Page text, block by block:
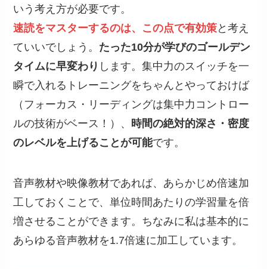
いう考え方が必要です。
速読をマスターするのは、この点で有効策と考え
ていいでしょう。 たった10分が学びのゴールデン
タイムに早変わり します。集中力のスイッチを一
瞬で入れるトレーニングをちゃんとやっておけば
（フォーカス・リーディングは集中力コントロー
ルの技術がベース！）、
時間の絶対的深さ・密度
のレベルを上げることが可能です。
音声教材や映像教材であれば、あらかじめ倍速加
工しておくことで、単位時間あたりの学習量を倍
増させることができます。ちなみに私は基本的に
あらゆる音声教材を1.7倍速に加工しています。